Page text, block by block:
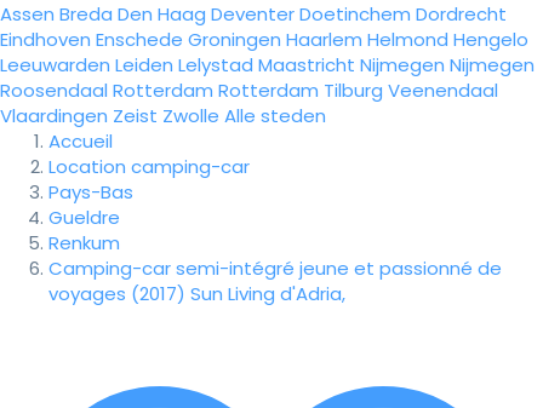
Assen Breda Den Haag DeventerDoetinchem Dordrecht
Eindhoven Enschede Groningen Haarlem Helmond Hengelo
Leeuwarden Leiden Lelystad Maastricht Nijmegen Nijmegen
Roosendaal Rotterdam Rotterdam Tilburg Veenendaal
Vlaardingen Zeist Zwolle Alle steden
Accueil
Location camping-car
Pays-Bas
Gueldre
Renkum
Camping-car semi-intégré jeune et passionné de
voyages (2017) Sun Living d'Adria,